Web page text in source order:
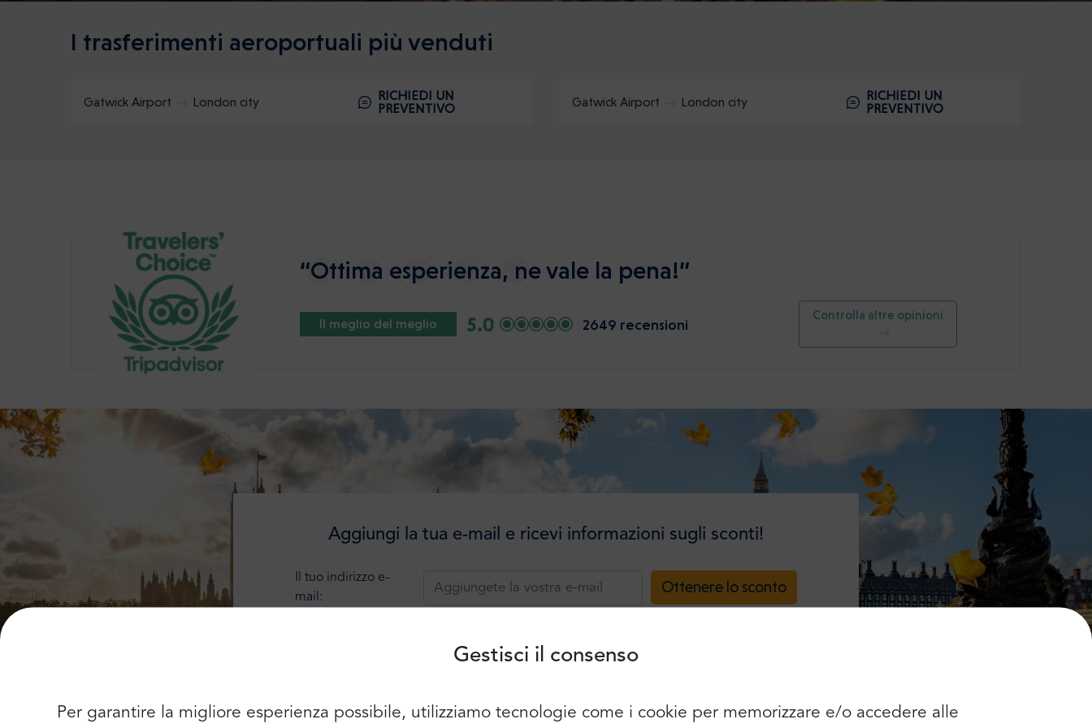
Gestisci il consenso
Per garantire la migliore esperienza possibile, utilizziamo tecnologie come i cookie per memorizzare e/o accedere alle
I trasferimenti aeroportuali più venduti
Gatwick Airport London city
RICHIEDI UN
PREVENTIVO
Gatwick Airport London city
RICHIEDI UN
PREVENTIVO
“Ottima esperienza, ne vale la pena!”
Il meglio del meglio 5.0 2649 recensioni
Controlla altre opinioni
Aggiungi la tua e-mail e ricevi informazioni sugli sconti!
Il tuo indirizzo e-
mail:
Ottenere lo sconto
Continuare a utilizzare i seguenti